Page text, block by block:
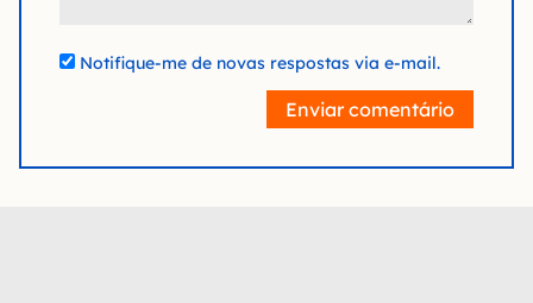
Notifique-me de novas respostas via e-mail.
Enviar comentário